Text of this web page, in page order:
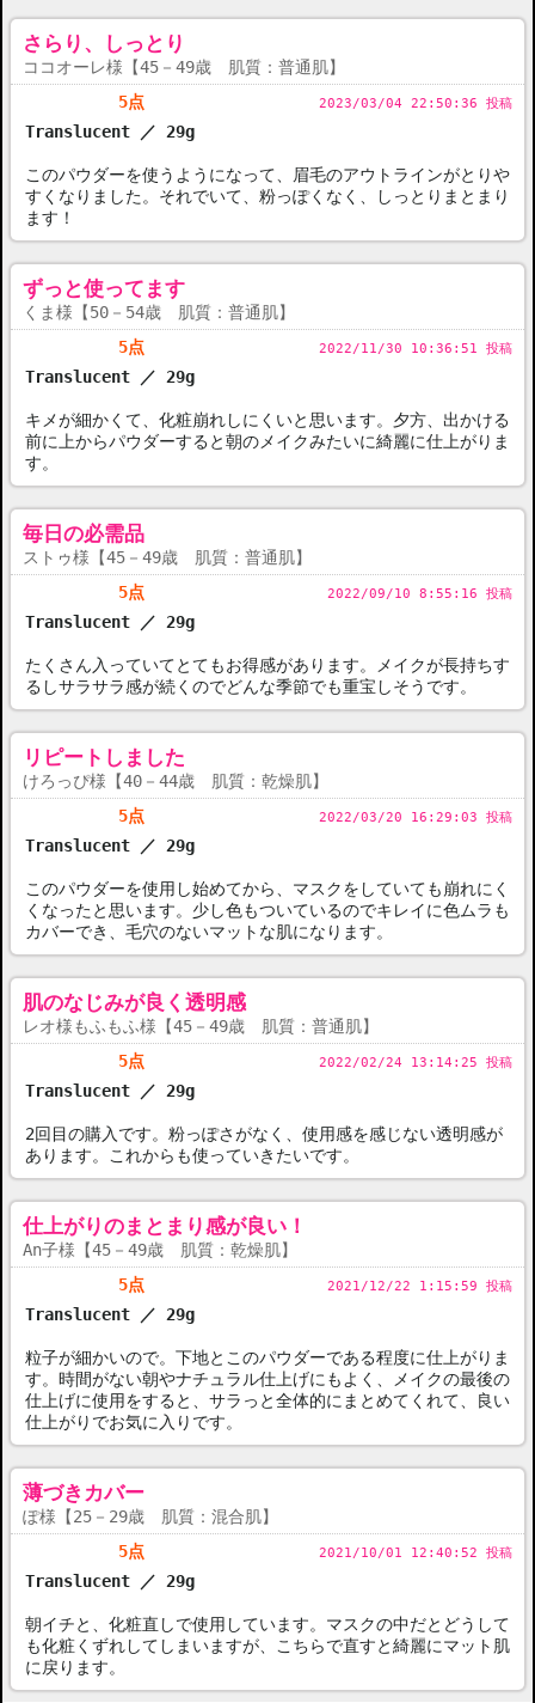
さらり、しっとり
ココオーレ様【45－49歳 肌質：普通肌】
5点
2023/03/04 22:50:36 投稿
Translucent ／ 29g
このパウダーを使うようになって、眉毛のアウトラインがとりや
すくなりました。それでいて、粉っぽくなく、しっとりまとまり
ます！
ずっと使ってます
くま様【50－54歳 肌質：普通肌】
5点
2022/11/30 10:36:51 投稿
Translucent ／ 29g
キメが細かくて、化粧崩れしにくいと思います。夕方、出かける
前に上からパウダーすると朝のメイクみたいに綺麗に仕上がりま
す。
毎日の必需品
ストゥ様【45－49歳 肌質：普通肌】
5点
2022/09/10 8:55:16 投稿
Translucent ／ 29g
たくさん入っていてとてもお得感があります。メイクが長持ちす
るしサラサラ感が続くのでどんな季節でも重宝しそうです。
リピートしました
けろっぴ様【40－44歳 肌質：乾燥肌】
5点
2022/03/20 16:29:03 投稿
Translucent ／ 29g
このパウダーを使用し始めてから、マスクをしていても崩れにく
くなったと思います。少し色もついているのでキレイに色ムラも
カバーでき、毛穴のないマットな肌になります。
肌のなじみが良く透明感
レオ様もふもふ様【45－49歳 肌質：普通肌】
5点
2022/02/24 13:14:25 投稿
Translucent ／ 29g
2回目の購入です。粉っぽさがなく、使用感を感じない透明感が
あります。これからも使っていきたいです。
仕上がりのまとまり感が良い！
An子様【45－49歳 肌質：乾燥肌】
5点
2021/12/22 1:15:59 投稿
Translucent ／ 29g
粒子が細かいので。下地とこのパウダーである程度に仕上がりま
す。時間がない朝やナチュラル仕上げにもよく、メイクの最後の
仕上げに使用をすると、サラっと全体的にまとめてくれて、良い
仕上がりでお気に入りです。
薄づきカバー
ぽ様【25－29歳 肌質：混合肌】
5点
2021/10/01 12:40:52 投稿
Translucent ／ 29g
朝イチと、化粧直しで使用しています。マスクの中だとどうして
も化粧くずれしてしまいますが、こちらで直すと綺麗にマット肌
に戻ります。